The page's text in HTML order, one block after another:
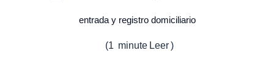
entrada y registro domiciliario
(1 minute Leer )